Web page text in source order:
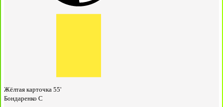
Жёлтая карточка 55'
Бондаренко С